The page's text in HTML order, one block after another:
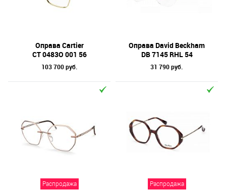
Оправа Cartier
CT 0483O 001 56
103 700 руб.
Оправа David Beckham
DB 7145 RHL 54
31 790 руб.
Распродажа Распродажа